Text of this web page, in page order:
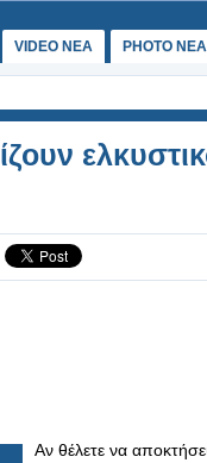
VIDEO NEA PHOTO NEA
Αν θέλετε να